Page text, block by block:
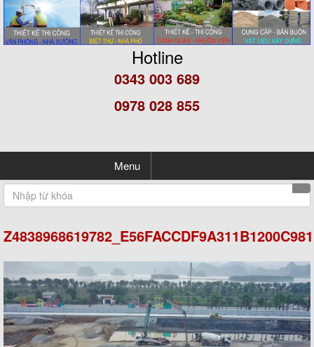
Hotline
0343 003 689
0978 028 855
Menu